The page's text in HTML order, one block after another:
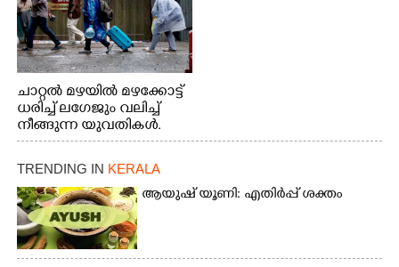
ചാറ്റൽ മഴയിൽ മഴക്കോട്ട്
ധരിച്ച് ലഗേജും വലിച്ച്
നീങ്ങുന്ന യുവതികൾ.
എറണാകുളം മേനകയിൽ
നിന്നുള്ള കാഴ്ച
TRENDING IN KERALA
ആയുഷ് യൂണി: എതിർപ്പ് ശക്തം